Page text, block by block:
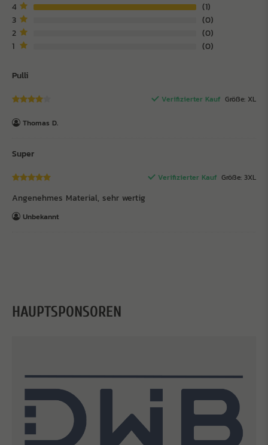
4
1
3
0
2
0
1
0
Pulli
Verifizierter Kauf Größe: XL
Thomas D.
Super
Verifizierter Kauf Größe: 3XL
Angenehmes Material, sehr wertig
Unbekannt
HAUPTSPONSOREN